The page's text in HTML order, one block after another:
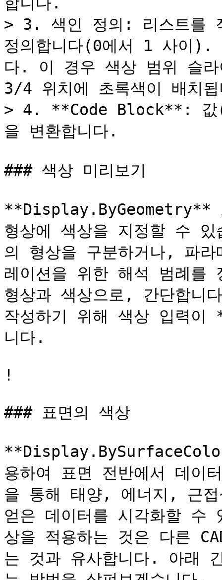
> 3. 색인 정의: 리스트를
정의합니다(0에서 1 사이).
다. 이 경우 색상 범위 슬라
3/4 위치에 초록색이 배치
> 4. **Code Block**: 값
을 변환합니다.
### 색상 미리보기
**Display.ByGeometry**
형상에 색상을 지정할 수
의 형상을 구분하거나, 파
레이션을 위한 해석 범례를
형상과 색상으로, 간단합니
작성하기 위해 색상 입력
니다.
!
### 표면의 색상
용하여 표면 전반에서 데이
을 통해 태양, 에너지, 근
얻은 데이터를 시각화할 수
상을 적용하는 것은 다른
는 것과 유사합니다. 아래